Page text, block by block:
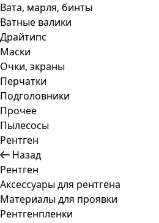
Вата, марля, бинты
Ватные валики
Драйтипс
Маски
Очки, экраны
Перчатки
Подголовники
Прочее
Пылесосы
Рентген
Назад
Рентген
Аксессуары для рентгена
Материалы для проявки
Рентгенпленки